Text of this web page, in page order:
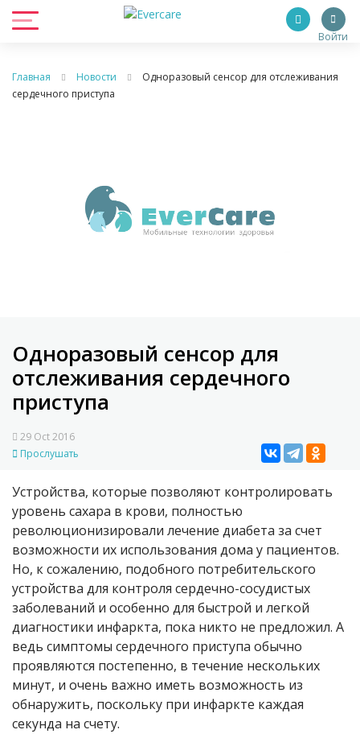
Войти
Главная Новости
Одноразовый сенсор для отслеживания
сердечного приступа
Одноразовый сенсор для
отслеживания сердечного
приступа
29 Oct 2016
Прослушать
Устройства, которые позволяют контролировать
уровень сахара в крови, полностью
революционизировали лечение диабета за счет
возможности их использования дома у пациентов.
Но, к сожалению, подобного потребительского
устройства для контроля сердечно-сосудистых
заболеваний и особенно для быстрой и легкой
диагностики инфаркта, пока никто не предложил. А
ведь симптомы сердечного приступа обычно
проявляются постепенно, в течение нескольких
минут, и очень важно иметь возможность из
обнаружить, поскольку при инфаркте каждая
секунда на счету.